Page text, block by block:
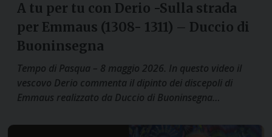
A tu per tu con Derio -Sulla strada
per Emmaus (1308- 1311) – Duccio di
Buoninsegna
Tempo di Pasqua – 8 maggio 2026. In questo video il
vescovo Derio commenta il dipinto dei discepoli di
Emmaus realizzato da Duccio di Buoninsegna…